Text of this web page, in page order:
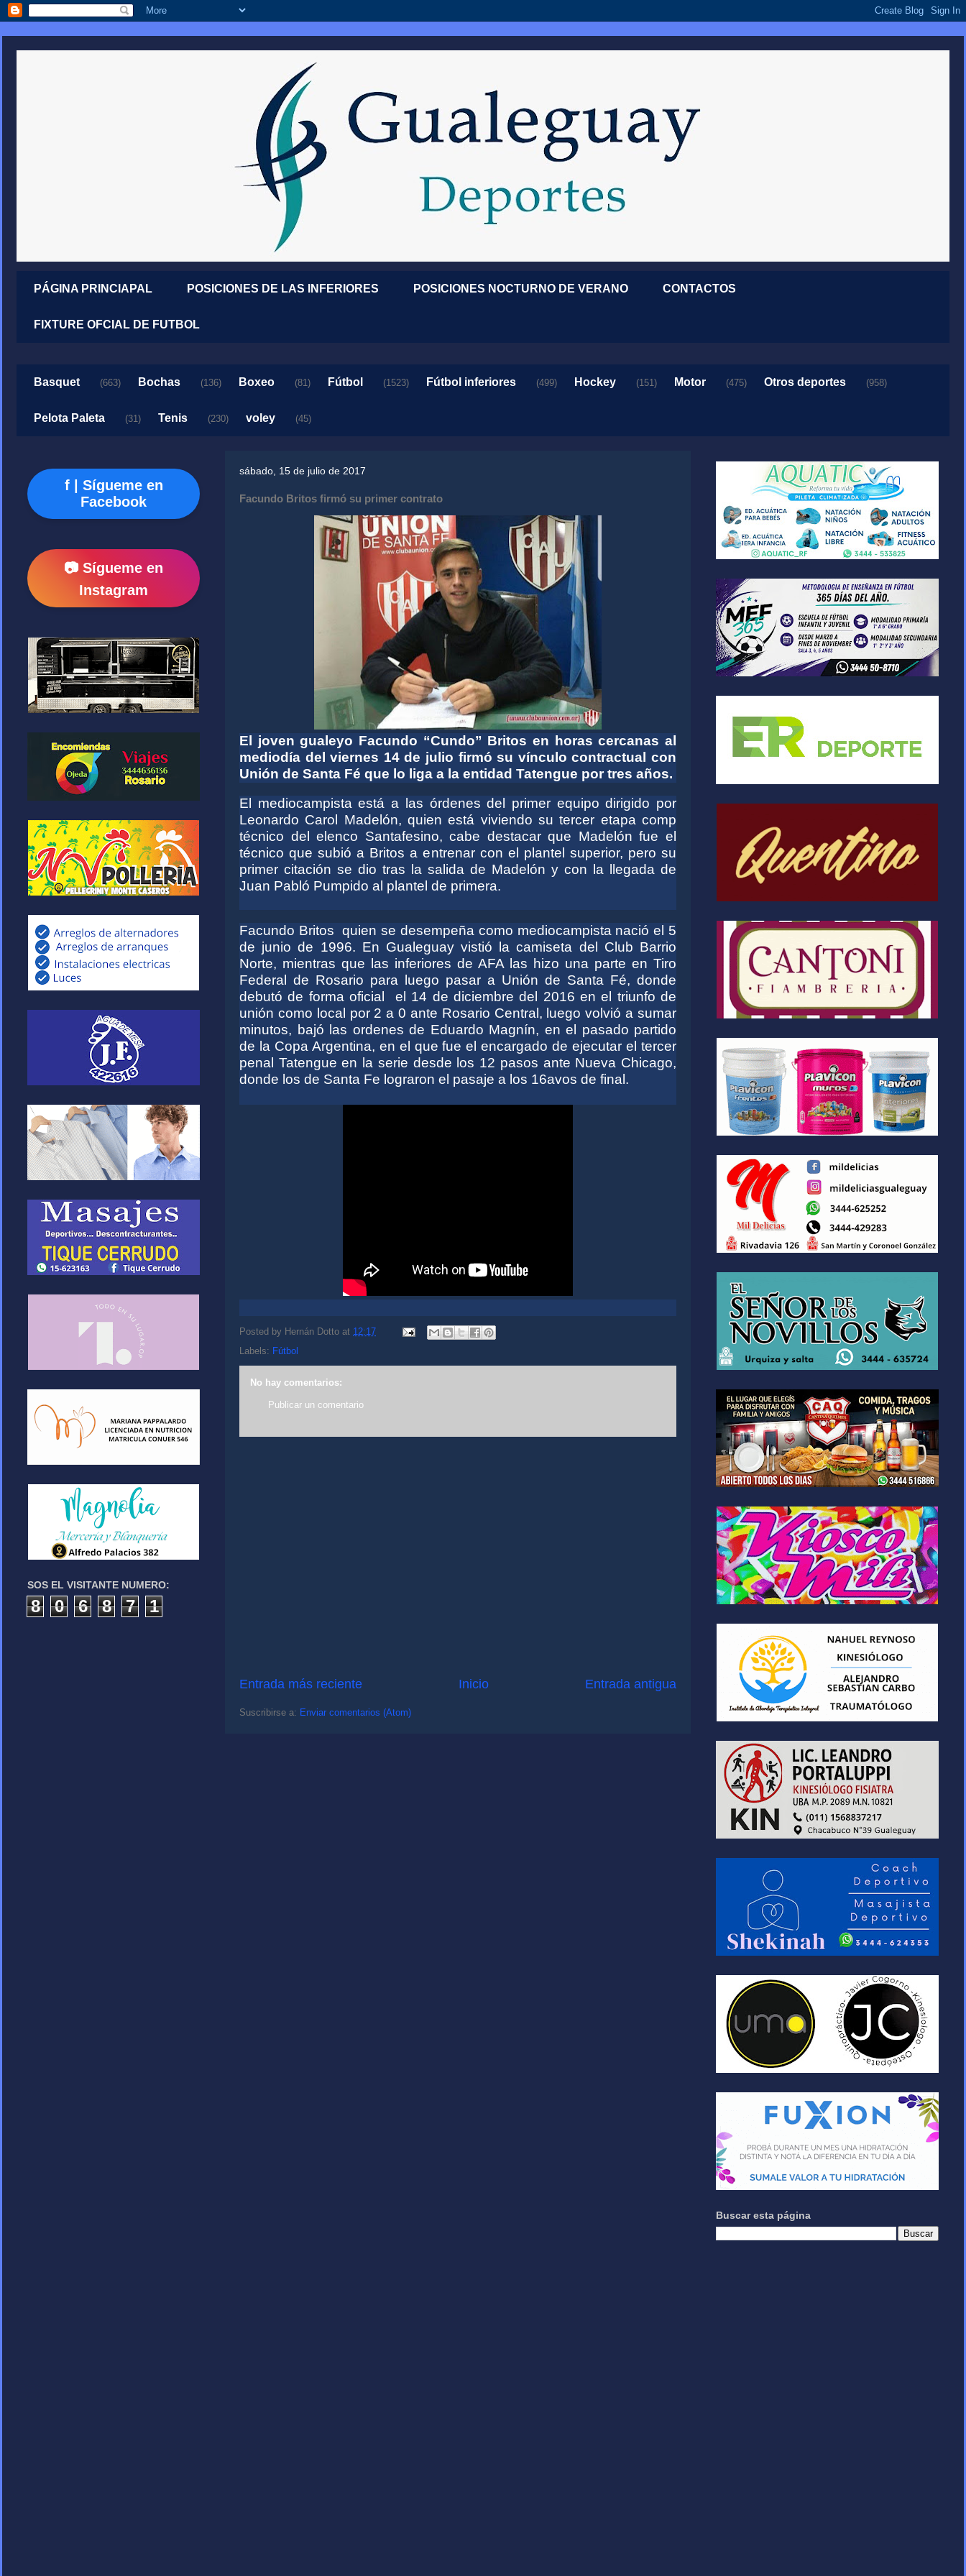
PÁGINA PRINCIAPAL POSICIONES DE LAS INFERIORES POSICIONES NOCTURNO DE VERANO CONTACTOS
FIXTURE OFCIAL DE FUTBOL
Basquet (663) Bochas (136) Boxeo (81) Fútbol (1523) Fútbol inferiores (499) Hockey (151) Motor (475) Otros deportes (958)
Pelota Paleta (31) Tenis (230) voley (45)
sábado, 15 de julio de 2017
Facundo Britos firmó su primer contrato
El joven gualeyo Facundo “Cundo” Britos en horas cercanas al
mediodía del viernes 14 de julio firmó su vínculo contractual con
Unión de Santa Fé que lo liga a la entidad Tatengue por tres años.
El mediocampista está a las órdenes del primer equipo dirigido por
Leonardo Carol Madelón, quien está viviendo su tercer etapa comp
técnico del elenco Santafesino, cabe destacar que Madelón fue el
técnico que subió a Britos a entrenar con el plantel superior, pero su
primer citación se dio tras la salida de Madelón y con la llegada de
Juan Pabló Pumpido al plantel de primera.
Facundo Britos quien se desempeña como mediocampista nació el 5
de junio de 1996. En Gualeguay vistió la camiseta del Club Barrio
Norte, mientras que las inferiores de AFA las hizo una parte en Tiro
Federal de Rosario para luego pasar a Unión de Santa Fé, donde
debutó de forma oficial el 14 de diciembre del 2016 en el triunfo de
unión como local por 2 a 0 ante Rosario Central, luego volvió a sumar
minutos, bajó las ordenes de Eduardo Magnín, en el pasado partido
de la Copa Argentina, en el que fue el encargado de ejecutar el tercer
penal Tatengue en la serie desde los 12 pasos ante Nueva Chicago,
donde los de Santa Fe lograron el pasaje a los 16avos de final.
Posted by Hernán Dotto at 12:17
Labels: Fútbol
No hay comentarios:
Publicar un comentario
Entrada más reciente Entrada antigua
Inicio
Suscribirse a: Enviar comentarios (Atom)
f | Sígueme en
Facebook
📷 Sígueme en
Instagram
SOS EL VISITANTE NUMERO:
8 0 6 8 7 1
Buscar esta página